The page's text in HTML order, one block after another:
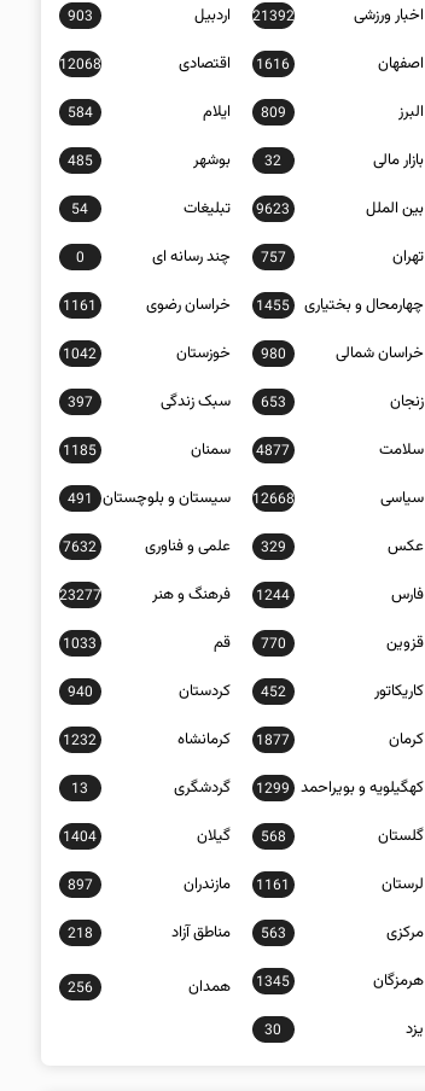
اخبار ورزشی 21392 اردبیل 903
اصفهان 1616 اقتصادی 12068
البرز 809 ایلام 584
بازار مالی 32 بوشهر 485
بین الملل 9623 تبلیغات 54
تهران 757 چند رسانه ای 0
چهارمحال و بختیاری 1455 خراسان رضوی 1161
خراسان شمالی 980 خوزستان 1042
زنجان 653 سبک زندگی 397
سلامت 4877 سمنان 1185
سیاسی 12668 سیستان و بلوچستان 491
عکس 329 علمی و فناوری 7632
فارس 1244 فرهنگ و هنر 23277
قزوین 770 قم 1033
کاریکاتور 452 کردستان 940
کرمان 1877 کرمانشاه 1232
کهگیلویه و بویراحمد 1299 گردشگری 13
گلستان 568 گیلان 1404
لرستان 1161 مازندران 897
مرکزی 563 مناطق آزاد 218
هرمزگان 1345 همدان 256
یزد 30